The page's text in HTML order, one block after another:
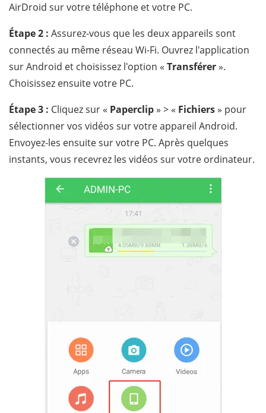
AirDroid sur votre téléphone et votre PC.
Étape 2 : Assurez-vous que les deux appareils sont
connectés au même réseau Wi-Fi. Ouvrez l'application
sur Android et choisissez l'option « Transférer».
Choisissez ensuite votre PC.
Étape 3 : Cliquez sur « Paperclip» > « Fichiers» pour
sélectionner vos vidéos sur votre appareil Android.
Envoyez-les ensuite sur votre PC. Après quelques
instants, vous recevrez les vidéos sur votre ordinateur.